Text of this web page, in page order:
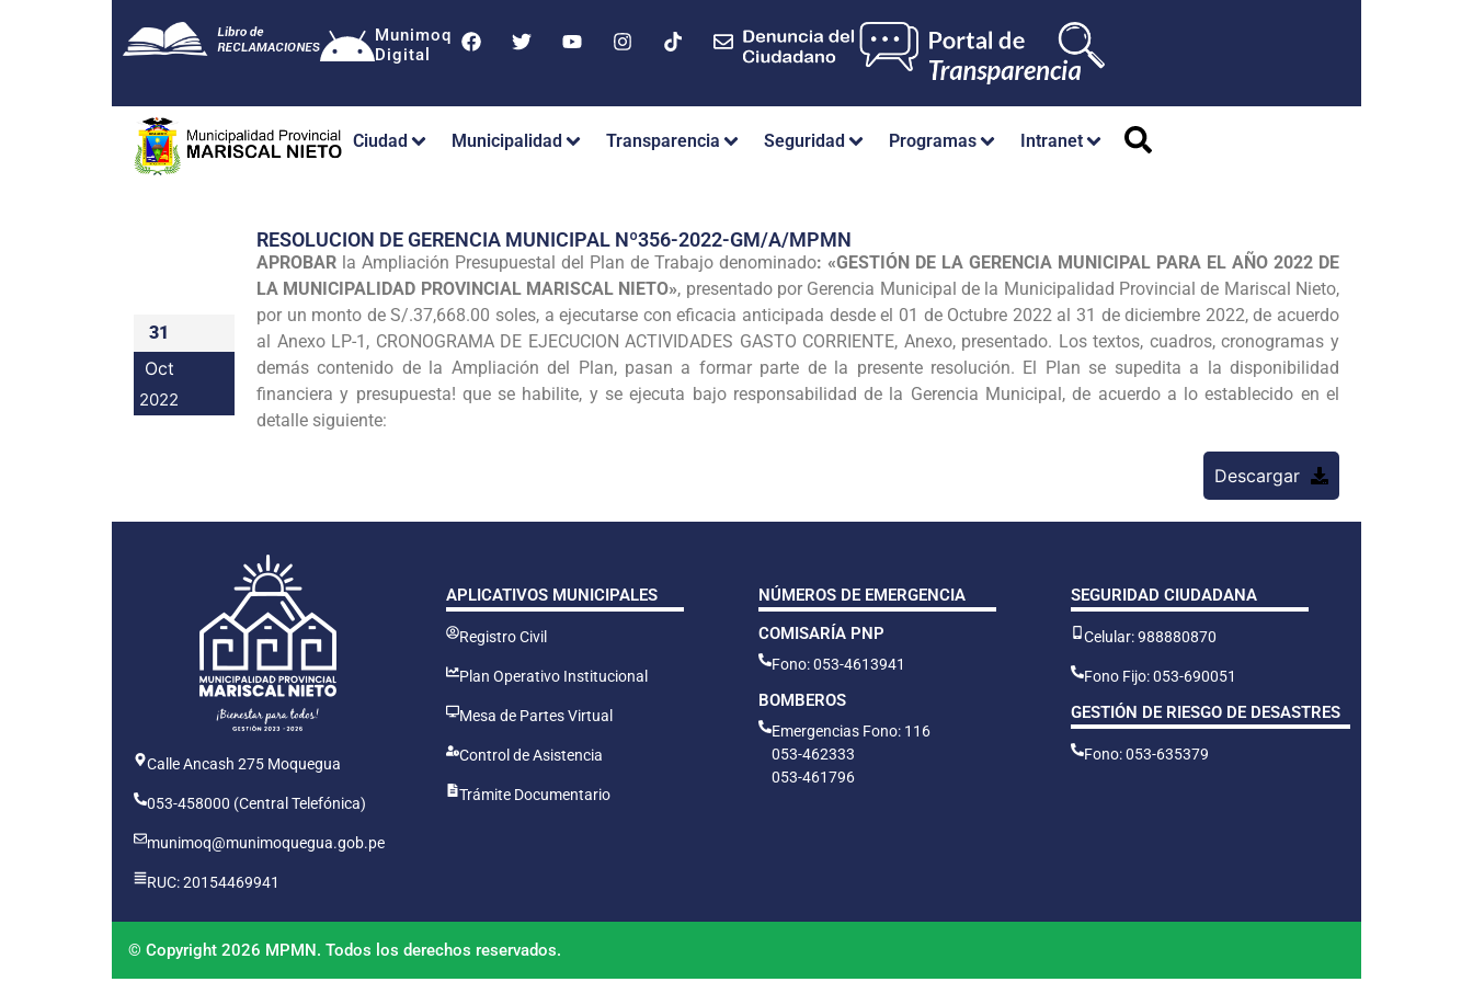
Munimoq
Digital
Ciudad Municipalidad Transparencia Seguridad Programas Intranet
31
Oct
2022
RESOLUCION DE GERENCIA MUNICIPAL Nº356-2022-GM/A/MPMN
APROBAR la Ampliación Presupuestal del Plan de Trabajo denominado: «GESTIÓN DE LA GERENCIA MUNICIPAL PARA EL AÑO 2022 DE
LA MUNICIPALIDAD PROVINCIAL MARISCAL NIETO», presentado por Gerencia Municipal de la Municipalidad Provincial de Mariscal Nieto,
por un monto de S/.37,668.00 soles, a ejecutarse con eficacia anticipada desde el 01 de Octubre 2022 al 31 de diciembre 2022, de acuerdo
al Anexo LP-1, CRONOGRAMA DE EJECUCION ACTIVIDADES GASTO CORRIENTE, Anexo, presentado. Los textos, cuadros, cronogramas y
demás contenido de la Ampliación del Plan, pasan a formar parte de la presente resolución. El Plan se supedita a la disponibilidad
financiera y presupuesta! que se habilite, y se ejecuta bajo responsabilidad de la Gerencia Municipal, de acuerdo a lo establecido en el
detalle siguiente:
Descargar
Calle Ancash 275 Moquegua
053-458000 (Central Telefónica)
munimoq@munimoquegua.gob.pe
RUC: 20154469941
APLICATIVOS MUNICIPALES
Registro Civil
Plan Operativo Institucional
Mesa de Partes Virtual
Control de Asistencia
Trámite Documentario
NÚMEROS DE EMERGENCIA
COMISARÍA PNP
Fono: 053-4613941
BOMBEROS
Emergencias Fono: 116
053-462333
053-461796
SEGURIDAD CIUDADANA
Celular: 988880870
Fono Fijo: 053-690051
GESTIÓN DE RIESGO DE DESASTRES
Fono: 053-635379
© Copyright 2026 MPMN. Todos los derechos reservados.